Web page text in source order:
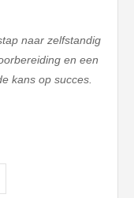
naar zelfstandig
en een
kans op succes.